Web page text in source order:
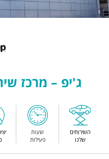
ג'יפ – מרכז
השירותים
שלנו
שעות
פעילות